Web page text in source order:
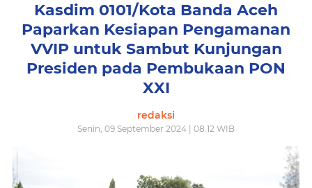
Kasdim 0101/Kota Banda Aceh
Paparkan Kesiapan Pengamanan
VVIP untuk Sambut Kunjungan
Presiden pada Pembukaan PON
XXI
redaksi
Senin, 09 September 2024 | 08.12 WIB